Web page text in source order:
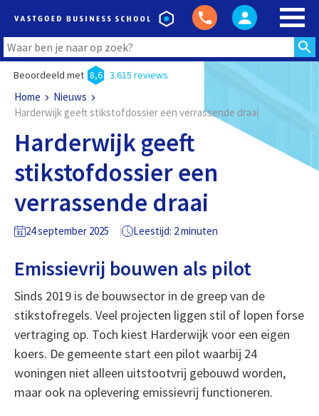
Beoordeeld met 8,6 3.615 reviews
Home
Nieuws
Harderwijk geeft stikstofdossier een verrassende draai
Harderwijk geeft
stikstofdossier een
verrassende draai
24 september 2025 Leestijd: 2 minuten
Emissievrij bouwen als pilot
Sinds 2019 is de bouwsector in de greep van de
stikstofregels. Veel projecten liggen stil of lopen forse
vertraging op. Toch kiest Harderwijk voor een eigen
koers. De gemeente start een pilot waarbij 24
woningen niet alleen uitstootvrij gebouwd worden,
maar ook na oplevering emissievrij functioneren.